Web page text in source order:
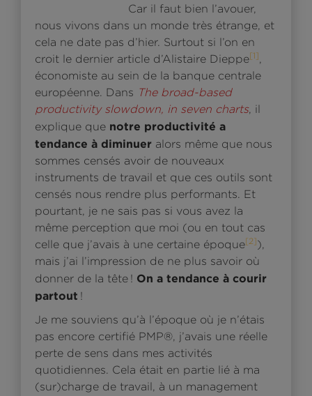
Car il faut bien l’avouer,
nous vivons dans un monde très étrange, et
cela ne date pas d’hier. Surtout si l’on en
croit le dernier article d’Alistaire Dieppe[1],
économiste au sein de la banque centrale
européenne. Dans The broad-based
productivity slowdown, in seven charts, il
explique que notre productivité a
tendance à diminuer alors même que nous
sommes censés avoir de nouveaux
instruments de travail et que ces outils sont
censés nous rendre plus performants. Et
pourtant, je ne sais pas si vous avez la
même perception que moi (ou en tout cas
celle que j’avais à une certaine époque[2]),
mais j’ai l’impression de ne plus savoir où
donner de la tête ! On a tendance à courir
partout !
Je me souviens qu’à l’époque où je n’étais
pas encore certifié PMP®, j’avais une réelle
perte de sens dans mes activités
quotidiennes. Cela était en partie lié à ma
(sur)charge de travail, à un management